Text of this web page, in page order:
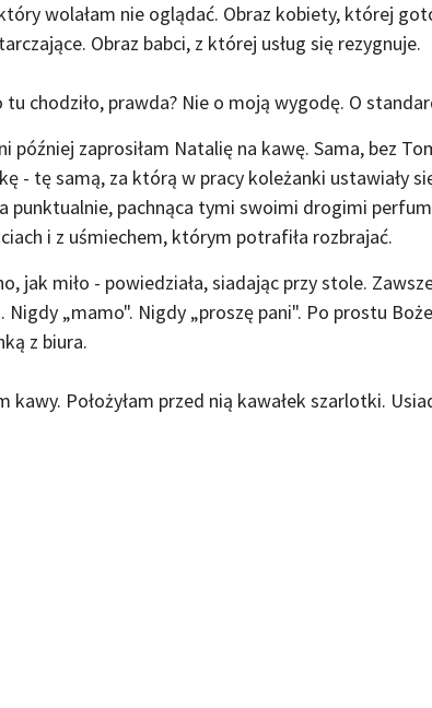
wolałam nie oglądać. Obraz kobiety, której
Obraz babci, z której usług się rezygnuje.
tu chodziło, prawda? Nie o moją wygodę. O
później zaprosiłam Natalię na kawę. Sama, bez
- tę samą, za którą w pracy koleżanki ustawiały
punktualnie, pachnąca tymi swoimi drogimi
i z uśmiechem, którym potrafiła rozbrajać.
jak miło - powiedziała, siadając przy stole.
Nigdy „mamo". Nigdy „proszę pani". Po prostu
z biura.
kawy. Położyłam przed nią kawałek szarlotki.